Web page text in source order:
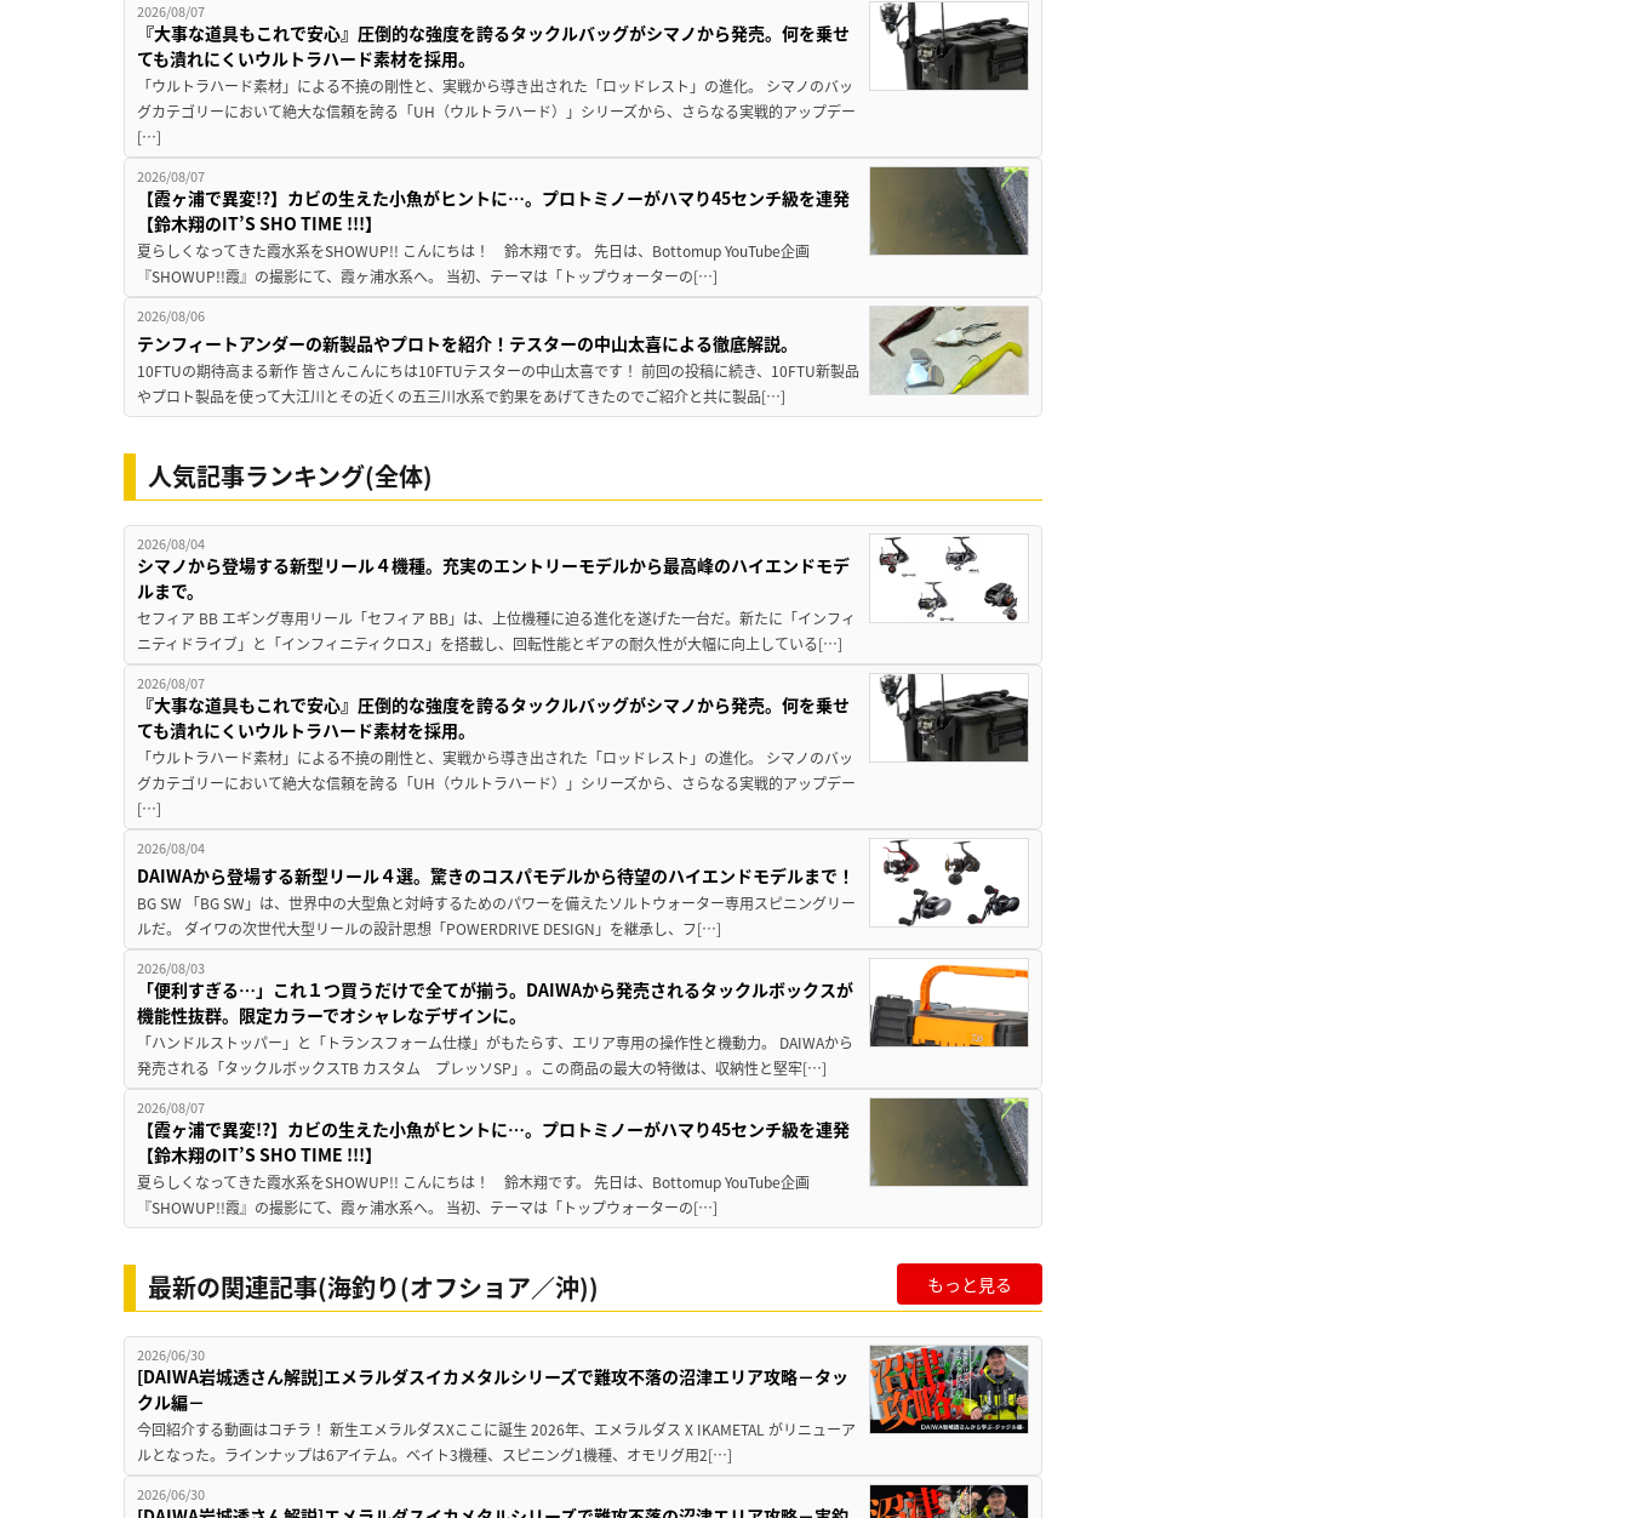
2026/08/07
『大事な道具もこれで安心』圧倒的な強度を誇るタックルバッグがシマノから発売。何を乗せ
ても潰れにくいウルトラハード素材を採用。
「ウルトラハード素材」による不撓の剛性と、実戦から導き出された「ロッドレスト」の進化。 シマノのバッ
グカテゴリーにおいて絶大な信頼を誇る「UH（ウルトラハード）」シリーズから、さらなる実戦的アップデー
[…]
2026/08/07
【霞ヶ浦で異変!?】カビの生えた小魚がヒントに…。プロトミノーがハマり45センチ級を連発
【鈴木翔のIT’S SHO TIME !!!】
夏らしくなってきた霞水系をSHOWUP!! こんにちは！ 鈴木翔です。 先日は、Bottomup YouTube企画
『SHOWUP!!霞』の撮影にて、霞ヶ浦水系へ。 当初、テーマは「トップウォーターの[…]
2026/08/06
テンフィートアンダーの新製品やプロトを紹介！テスターの中山太喜による徹底解説。
10FTUの期待高まる新作 皆さんこんにちは10FTUテスターの中山太喜です！ 前回の投稿に続き、10FTU新製品
やプロト製品を使って大江川とその近くの五三川水系で釣果をあげてきたのでご紹介と共に製品[…]
人気記事ランキング(全体)
2026/08/04
シマノから登場する新型リール４機種。充実のエントリーモデルから最高峰のハイエンドモデ
ルまで。
セフィア BB エギング専用リール「セフィア BB」は、上位機種に迫る進化を遂げた一台だ。新たに「インフィ
ニティドライブ」と「インフィニティクロス」を搭載し、回転性能とギアの耐久性が大幅に向上している[…]
2026/08/07
『大事な道具もこれで安心』圧倒的な強度を誇るタックルバッグがシマノから発売。何を乗せ
ても潰れにくいウルトラハード素材を採用。
「ウルトラハード素材」による不撓の剛性と、実戦から導き出された「ロッドレスト」の進化。 シマノのバッ
グカテゴリーにおいて絶大な信頼を誇る「UH（ウルトラハード）」シリーズから、さらなる実戦的アップデー
[…]
2026/08/04
DAIWAから登場する新型リール４選。驚きのコスパモデルから待望のハイエンドモデルまで！
BG SW 「BG SW」は、世界中の大型魚と対峙するためのパワーを備えたソルトウォーター専用スピニングリー
ルだ。 ダイワの次世代大型リールの設計思想「POWERDRIVE DESIGN」を継承し、フ[…]
2026/08/03
「便利すぎる…」これ１つ買うだけで全てが揃う。DAIWAから発売されるタックルボックスが
機能性抜群。限定カラーでオシャレなデザインに。
「ハンドルストッパー」と「トランスフォーム仕様」がもたらす、エリア専用の操作性と機動力。 DAIWAから
発売される「タックルボックスTB カスタム プレッソSP」。この商品の最大の特徴は、収納性と堅牢[…]
2026/08/07
【霞ヶ浦で異変!?】カビの生えた小魚がヒントに…。プロトミノーがハマり45センチ級を連発
【鈴木翔のIT’S SHO TIME !!!】
夏らしくなってきた霞水系をSHOWUP!! こんにちは！ 鈴木翔です。 先日は、Bottomup YouTube企画
『SHOWUP!!霞』の撮影にて、霞ヶ浦水系へ。 当初、テーマは「トップウォーターの[…]
最新の関連記事(海釣り(オフショア／沖)) もっと見る
2026/06/30
[DAIWA岩城透さん解説]エメラルダスイカメタルシリーズで難攻不落の沼津エリア攻略－タッ
クル編－
今回紹介する動画はコチラ！ 新生エメラルダスXここに誕生 2026年、エメラルダス X IKAMETAL がリニューア
ルとなった。ラインナップは6アイテム。ベイト3機種、スピニング1機種、オモリグ用2[…]
2026/06/30